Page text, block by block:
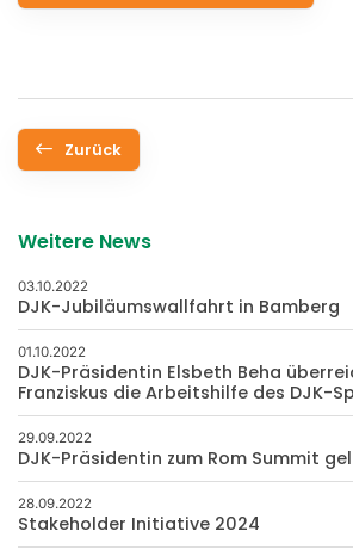
Zurück
Weitere News
03.10.2022
DJK-Jubiläumswallfahrt in Bamberg
01.10.2022
DJK-Präsidentin Elsbeth Beha
Franziskus die Arbeitshilfe des DJK-
29.09.2022
DJK-Präsidentin zum Rom Summit
28.09.2022
Stakeholder Initiative 2024